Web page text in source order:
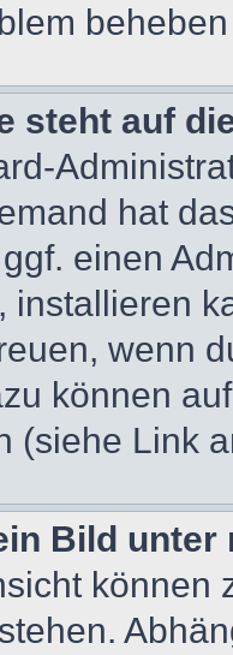
steht auf
hat
einen
installieren
wenn
können
(siehe Link
Bild
können